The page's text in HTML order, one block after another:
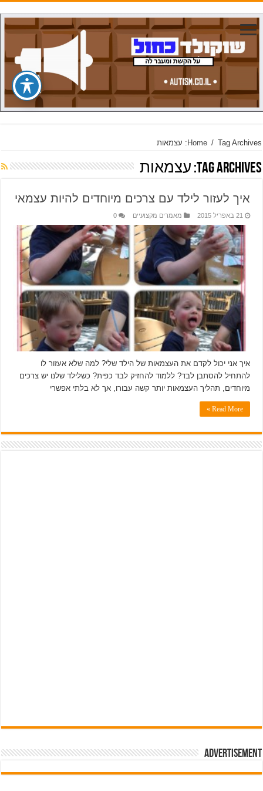
Home / Tag Archives: עצמאות
Tag Archives: עצמאות
איך לעזור לילד עם צרכים מיוחדים להיות עצמאי
21 באפריל 2015 מאמרים מקצועיים 0
איך אני יכול לקדם את העצמאות של הילד שלי? למה שלא אעזור לו
להתחיל להסתבן לבד? ללמוד להחזיק לבד כפית? כשלילד שלנו יש צרכים
מיוחדים, תהליך העצמאות יותר קשה עבורו, אך לא בלתי אפשרי
Read More »
Advertisement